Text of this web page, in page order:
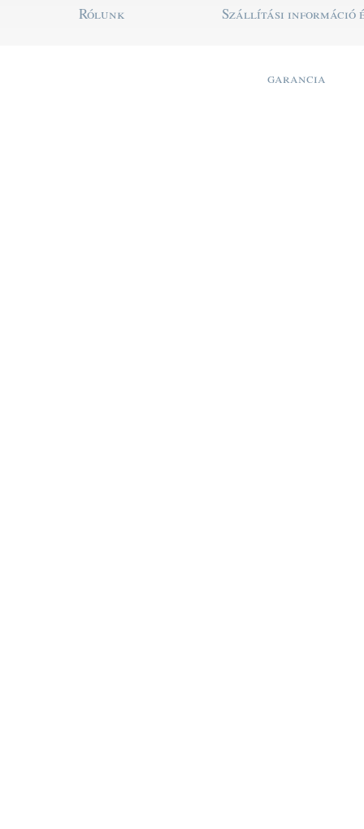
Rólunk Szállítási információ
garancia